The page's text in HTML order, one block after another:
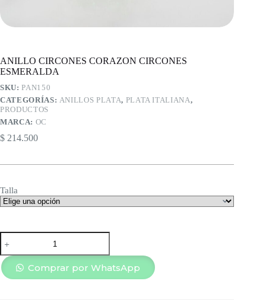
ANILLO CIRCONES CORAZON CIRCONES
ESMERALDA
SKU:PAN150
CATEGORÍAS: ANILLOS PLATA, PLATA ITALIANA,
PRODUCTOS
MARCA: OC
$ 214.500
Talla
ANILLO
CIRCONES
CORAZON
CIRCONES
ESMERALDA
Comprar por WhatsApp